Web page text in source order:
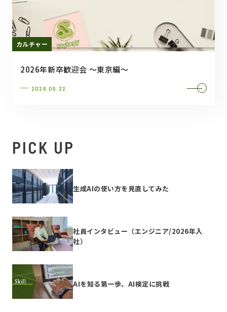
カルチャー
2026年新卒歓迎会 ～東京編～
2026.06.22
PICK UP
生成AIの使い方を見直してみた
社員インタビュー（エンジニア/2026年入
社）
AIを知る第一歩、AI検定に挑戦